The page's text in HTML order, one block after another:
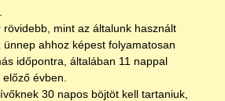
mint az általunk használt
ahhoz képest folyamatosan
időpontra, általában 11 nappal
évben.
30 napos böjtöt kell tartaniuk,